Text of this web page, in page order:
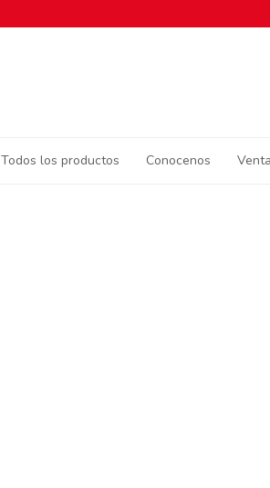
Todos los productos Conocenos